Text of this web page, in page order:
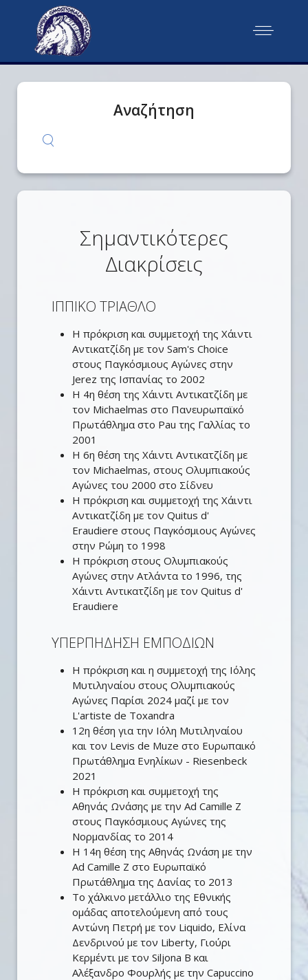
Αναζήτηση
Σημαντικότερες
Διακρίσεις
ΙΠΠΙΚΟ ΤΡΙΑΘΛΟ
Η πρόκριση και συμμετοχή της Χάιντι
Αντικατζίδη με τον Sam's Choice
στους Παγκόσμιους Αγώνες στην
Jerez της Ισπανίας το 2002
H 4η θέση της Χάιντι Αντικατζίδη με
τον Michaelmas στο Πανευρωπαϊκό
Πρωτάθλημα στο Pau της Γαλλίας τo
2001
Η 6η θέση της Χάιντι Αντικατζίδη με
τον Michaelmas, στους Ολυμπιακούς
Αγώνες του 2000 στο Σίδνευ
Η πρόκριση και συμμετοχή της Χάιντι
Αντικατζίδη με τον Quitus d'
Eraudiere στους Παγκόσμιους Αγώνες
στην Ρώμη το 1998
Η πρόκριση στους Ολυμπιακούς
Αγώνες στην Ατλάντα το 1996, της
Χάιντι Αντικατζίδη με τον Quitus d'
Eraudiere
ΥΠΕΡΠΗΔΗΣΗ ΕΜΠΟΔΙΩΝ
H πρόκριση και η συμμετοχή της Ιόλης
Μυτιληναίου στους Ολυμπιακούς
Αγώνες Παρίσι 2024 μαζί με τον
L'artiste de Toxandra
12η θέση για την Ιόλη Μυτιληναίου
και τον Levis de Muze στο Ευρωπαικό
Πρωτάθλημα Ενηλίκων - Riesenbeck
2021
H πρόκριση και συμμετοχή της
Αθηνάς Ωνάσης με την Ad Camille Z
στους Παγκόσμιους Αγώνες της
Νορμανδίας το 2014
Η 14η θέση της Αθηνάς Ωνάση με την
Ad Camille Z στο Ευρωπαϊκό
Πρωτάθλημα της Δανίας το 2013
Το χάλκινο μετάλλιο της Εθνικής
ομάδας αποτελούμενη από τους
Αντώνη Πετρή με τον Liquido, Ελίνα
Δενδρινού με τον Liberty, Γιούρι
Κερμέντι με τον Siljona B και
Αλέξανδρο Φουρλής με την Capuccino